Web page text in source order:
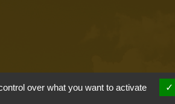
over what you want to activate